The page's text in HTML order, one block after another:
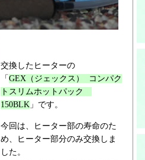
交換したヒーターの
「 GEX（ジェックス） コンパク
トスリムホットパック
150BLK 」です。
今回は、ヒーター部の寿命のた
め、ヒーター部分のみ交換しま
した。